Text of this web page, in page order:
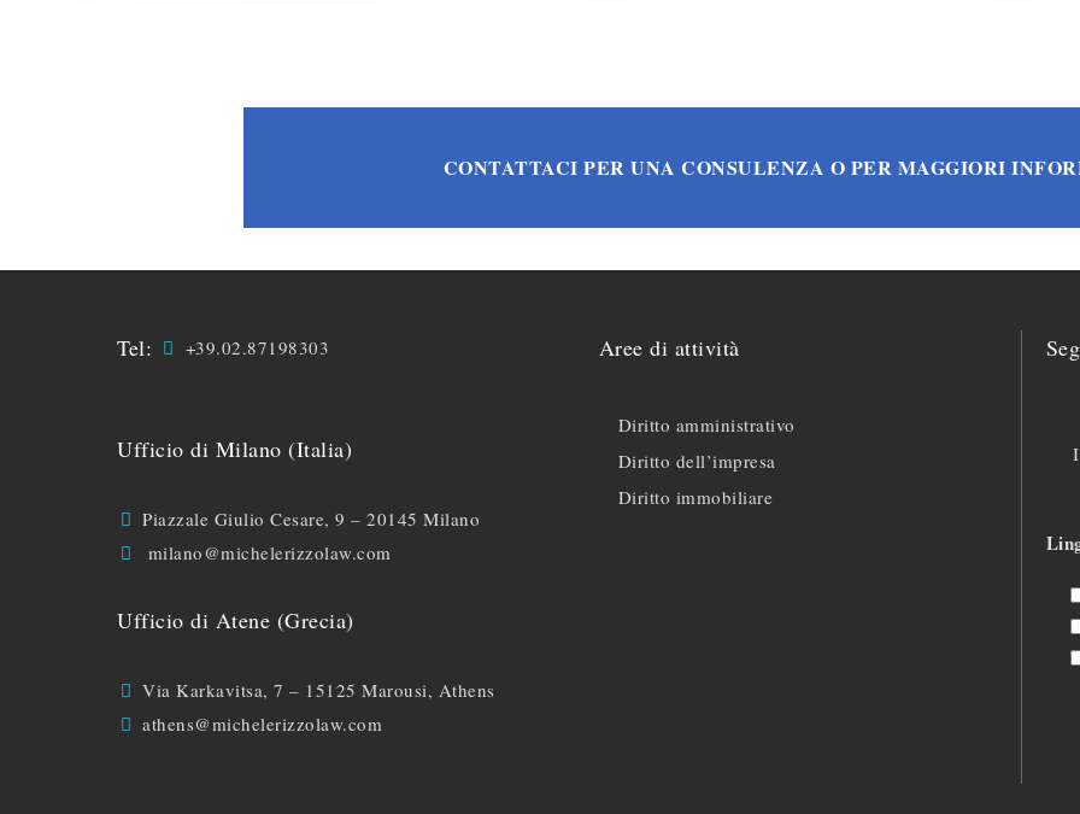
CONTATTACI PER UNA CONSULENZA O PER MAGGIORI
Tel: +39.02.87198303
Ufficio di Milano (Italia)
Piazzale Giulio Cesare, 9 – 20145 Milano
milano@michelerizzolaw.com
Ufficio di Atene (Grecia)
Via Karkavitsa, 7 – 15125 Marousi, Athens
athens@michelerizzolaw.com
Aree di attività
Diritto amministrativo
Diritto dell’impresa
Diritto immobiliare